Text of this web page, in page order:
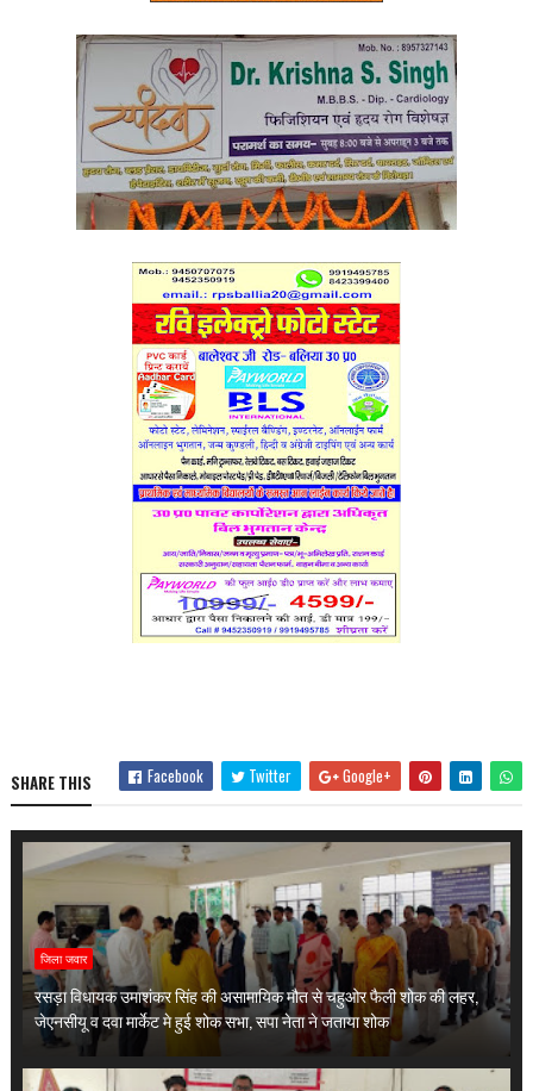
SHARE THIS Facebook Twitter Google+
जिला जवार
रसड़ा विधायक उमाशंकर सिंह की असामायिक मौत से चहुओर फैली शोक की लहर,
जेएनसीयू व दवा मार्केट मे हुई शोक सभा, सपा नेता ने जताया शोक